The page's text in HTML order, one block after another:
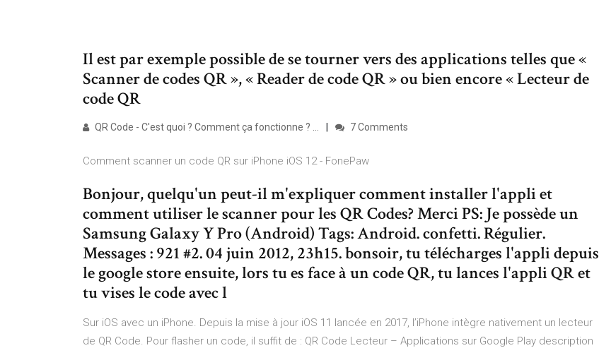
Il est par exemple possible de se tourner vers des applications telles que «
Scanner de codes QR », « Reader de code QR » ou bien encore « Lecteur de
code QR
QR Code - C'est quoi ? Comment ça fonctionne ? … 7 Comments
Comment scanner un code QR sur iPhone iOS 12 - FonePaw
Bonjour, quelqu'un peut-il m'expliquer comment installer l'appli et
comment utiliser le scanner pour les QR Codes? Merci PS: Je possède un
Samsung Galaxy Y Pro (Android) Tags: Android. confetti. Régulier.
Messages : 921 #2. 04 juin 2012, 23h15. bonsoir, tu télécharges l'appli depuis
le google store ensuite, lors tu es face à un code QR, tu lances l'appli QR et
tu vises le code avec l
Sur iOS avec un iPhone. Depuis la mise à jour iOS 11 lancée en 2017, l’iPhone intègre nativement un lecteur
de QR Code. Pour flasher un code, il suffit de : QR Code Lecteur – Applications sur Google Play description